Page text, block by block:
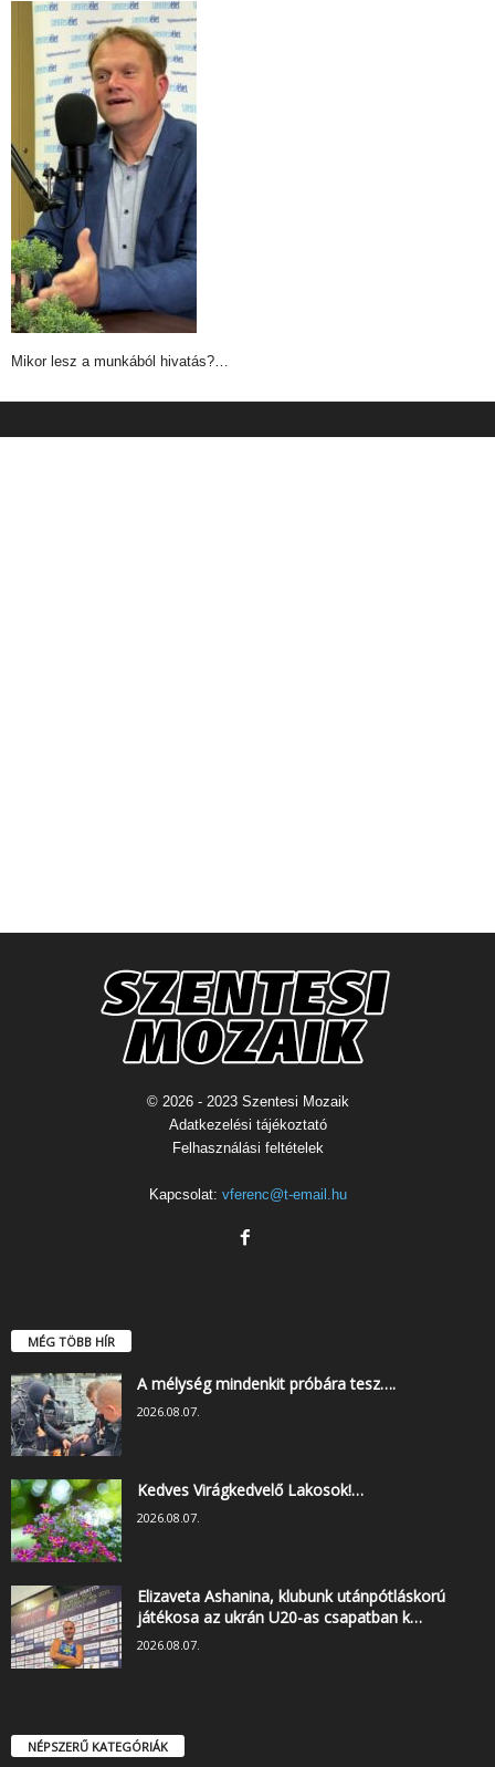
Mikor lesz a munkából hivatás?…
© 2026 - 2023 Szentesi Mozaik
Adatkezelési tájékoztató
Felhasználási feltételek
Kapcsolat: vferenc@t-email.hu
MÉG TÖBB HÍR
A mélység mindenkit próbára tesz….
2026.08.07.
Kedves Virágkedvelő Lakosok!…
2026.08.07.
Elizaveta Ashanina, klubunk utánpótláskorú
játékosa az ukrán U20-as csapatban k…
2026.08.07.
NÉPSZERŰ KATEGÓRIÁK